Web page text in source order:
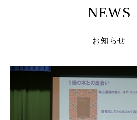
NEWS
お知らせ